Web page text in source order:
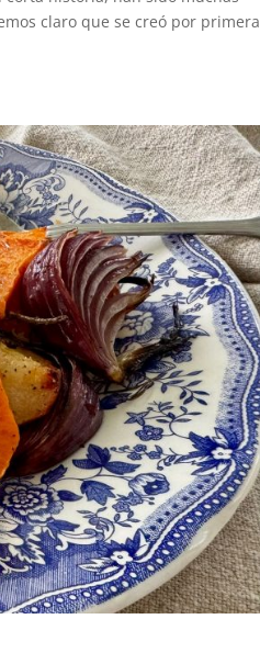
claro que se creó por primera